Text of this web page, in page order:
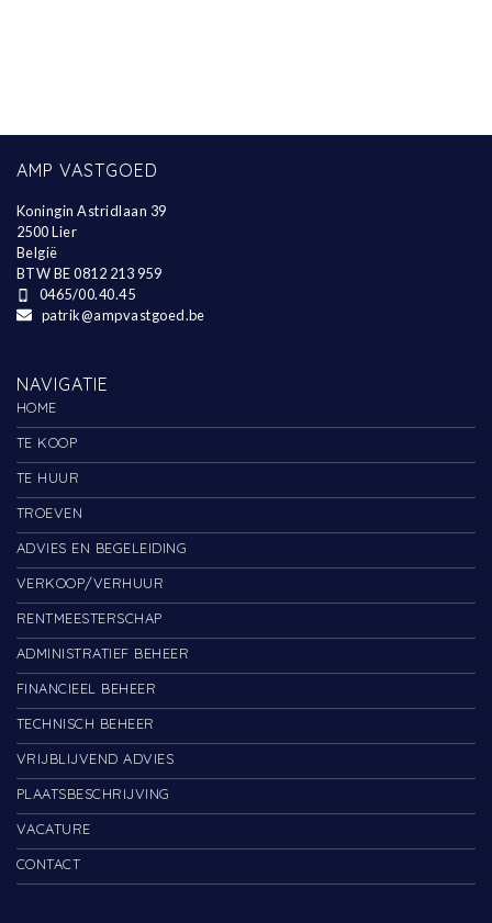
AMP VASTGOED
Koningin Astridlaan 39
2500 Lier
België
BTW BE 0812 213 959
0465/00.40.45
patrik@ampvastgoed.be
NAVIGATIE
HOME
TE KOOP
TE HUUR
TROEVEN
ADVIES EN BEGELEIDING
VERKOOP/VERHUUR
RENTMEESTERSCHAP
ADMINISTRATIEF BEHEER
FINANCIEEL BEHEER
TECHNISCH BEHEER
VRIJBLIJVEND ADVIES
PLAATSBESCHRIJVING
VACATURE
CONTACT